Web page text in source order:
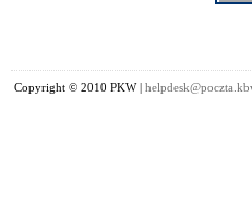
Copyright © 2010 PKW |